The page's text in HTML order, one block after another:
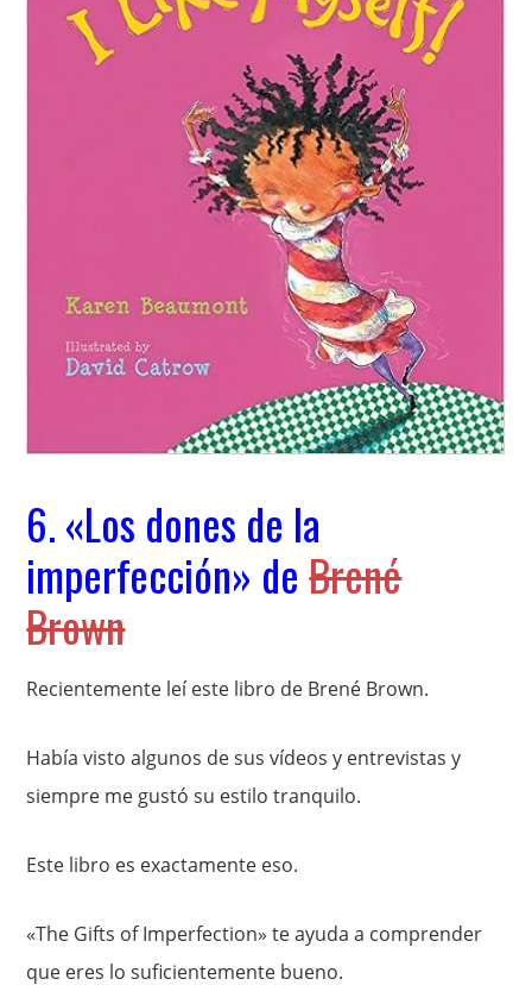
6. «Los dones de la
imperfección» deBrené
Brown
Recientemente leí este libro de Brené Brown.
Había visto algunos de sus vídeos y entrevistas y
siempre me gustó su estilo tranquilo.
Este libro es exactamente eso.
«The Gifts of Imperfection» te ayuda a comprender
que eres lo suficientemente bueno.